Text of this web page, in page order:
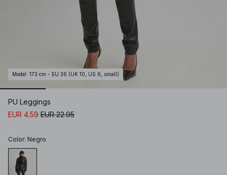
Model : 173 cm - EU 36 (UK 10, US 6, small)
PU Leggings
EUR 4.59 EUR 22.95
Color: Negro